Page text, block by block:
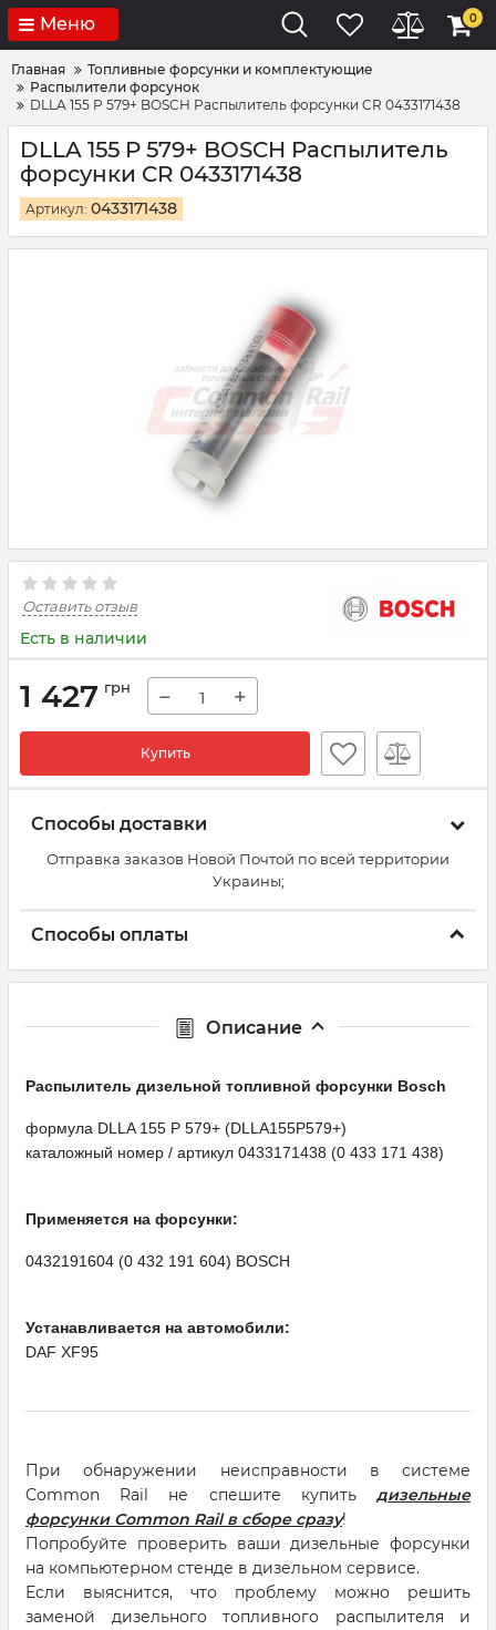
Меню 0
Главная
Топливные форсунки и комплектующие
Распылители форсунок
DLLA 155 P 579+ BOSCH Распылитель форсунки CR 0433171438
DLLA 155 P 579+ BOSCH Распылитель
форсунки CR 0433171438
Артикул: 0433171438
Оставить отзыв
Есть в наличии
1 427 грн − +
Купить
Способы доставки
Отправка заказов Новой Почтой по всей территории
Украины;
Способы оплаты
Описание
Распылитель дизельной топливной форсунки Bosсh
формула DLLA 155 P 579+ (DLLA155P579+)
каталожный номер / артикул 0433171438 (0 433 171 438)
Применяется на форсунки:
0432191604 (0 432 191 604) BOSCH
Устанавливается на автомобили:
DAF XF95
При обнаружении неисправности в системе
Common Rail не спешите купить дизельные
форсунки Common Rail в сборе сразу!
Попробуйте проверить ваши дизельные форсунки
на компьютерном стенде в дизельном сервисе.
Если выяснится, что проблему можно решить
заменой дизельного топливного распылителя и